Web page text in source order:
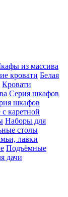
из массива
кровати Белая
Кровати
Серия шкафов
шкафов
каретной
Наборы для
столы
лавки
Подъёмные
дачи